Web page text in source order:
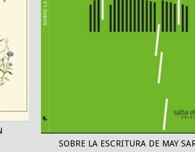
SOBRE LA ESCRITURA DE MAY